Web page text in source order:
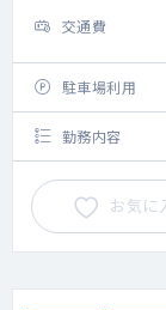
交通費
駐車場利用
勤務内容
お気に